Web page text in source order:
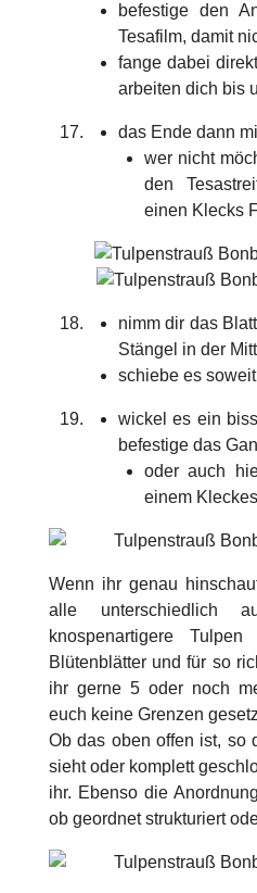
befestige den
Tesafilm, damit
fange dabei
arbeiten dich bis
das Ende dann
wer nicht
den
einen Klecks
nimm dir das
Stängel in der
schiebe es
wickel es ein
befestige das
oder auch
einem
Wenn ihr genau
alle
knospenartigere
Blütenblätter und für so
ihr gerne 5 oder noch
euch keine Grenzen
Ob das oben offen ist, so
sieht oder komplett
ihr. Ebenso die
ob geordnet strukturiert